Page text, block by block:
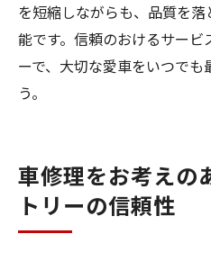
を短縮しながらも、品質を
能です。信頼のおけるサービ
ーで、大切な愛車をいつでも
う。
車修理をお考えの
トリーの信頼性